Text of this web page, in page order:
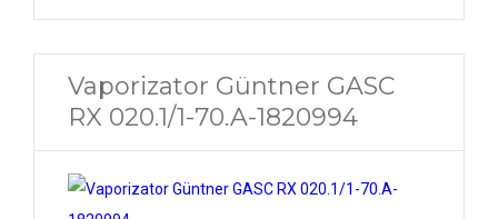
Vaporizator Güntner GASC
RX 020.1/1-70.A-1820994